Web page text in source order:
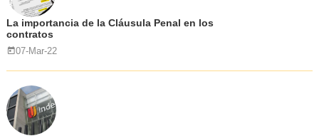
La importancia de la Cláusula Penal en los
contratos
07-Mar-22